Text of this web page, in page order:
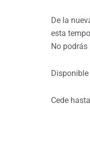
De la
esta
No
Cede